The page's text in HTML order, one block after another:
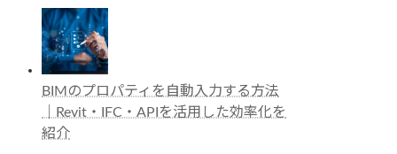
BIMのプロパティを自動入力する方法
｜Revit・IFC・APIを活用した効率化を
紹介